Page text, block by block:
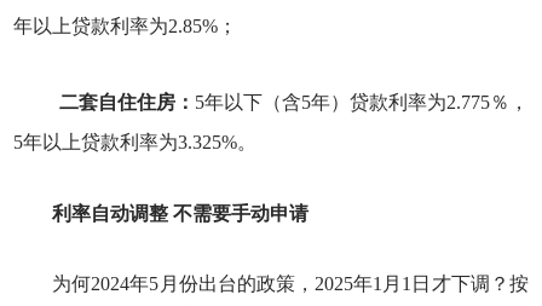
年以上贷款利率为2.85%；
二套自住住房： 5年以下（含5年）贷款利率为2.775％，
5年以上贷款利率为3.325%。
利率自动调整 不需要手动申请
为何2024年5月份出台的政策，2025年1月1日才下调？按